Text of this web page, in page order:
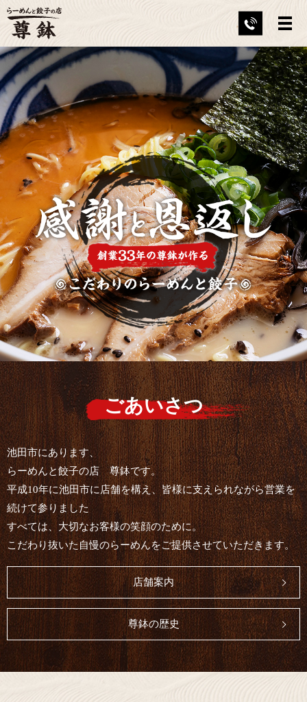
ごあいさつ
池田市にあります、
らーめんと餃子の店 尊鉢です。
平成10年に池田市に店舗を構え、皆様に支えられながら営業を
続けて参りました
すべては、大切なお客様の笑顔のために。
こだわり抜いた自慢のらーめんをご提供させていただきます。
店舗案内
尊鉢の歴史